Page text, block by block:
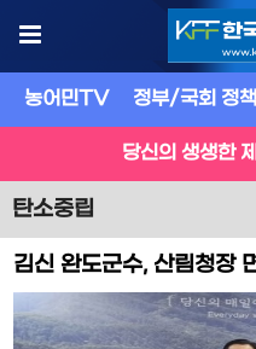
농어민TV 정부/국회 정책
당신의 생생한
탄소중립
김신 완도군수, 산림청장
2026년 조기 착공 건의